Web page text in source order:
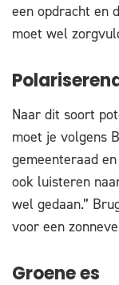
een opdracht en
moet wel
Naar dit soort
moet je volgens
gemeenteraad
ook luisteren
wel gedaan.”
voor een
Groene es